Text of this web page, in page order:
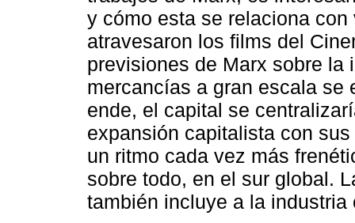
y cómo esta se relaciona
atravesaron los films del
previsiones de Marx sobre la
mercancías a gran escala se
ende, el capital se
expansión capitalista con
un ritmo cada vez más
sobre todo, en el sur global.
también incluye a la